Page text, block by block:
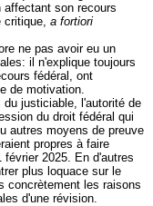
affectant son recours
critique, a fortiori
ne pas avoir eu un
il n'explique toujours
fédéral, ont
de motivation.
justiciable, l'autorité de
du droit fédéral qui
autres moyens de preuve
propres à faire
février 2025. En d'autres
plus loquace sur le
concrètement les raisons
d'une révision.